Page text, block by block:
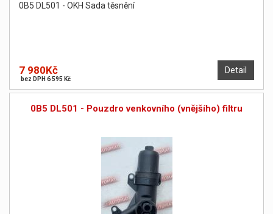
0B5 DL501 - OKH Sada těsnění
Detail
7 980Kč
bez DPH 6 595 Kč
0B5 DL501 - Pouzdro venkovního (vnějšího) filtru